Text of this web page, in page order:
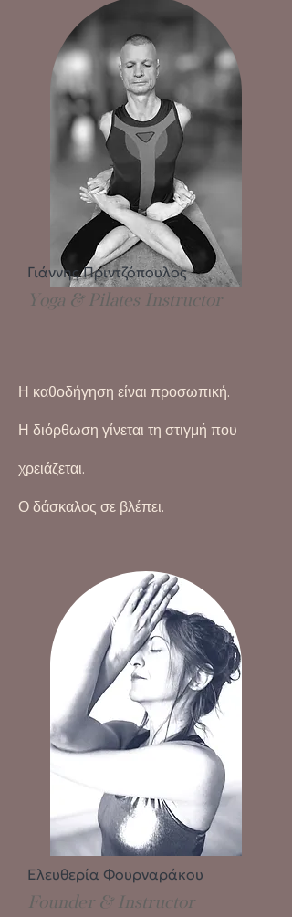
Γιάννης Πριντζόπουλος
Yoga & Pilates Instructor
Η καθοδήγηση είναι προσωπική.
Η διόρθωση γίνεται τη στιγμή που
χρειάζεται.
Ο δάσκαλος σε βλέπει.
Ελευθερία Φουρναράκου
Founder & Instructor